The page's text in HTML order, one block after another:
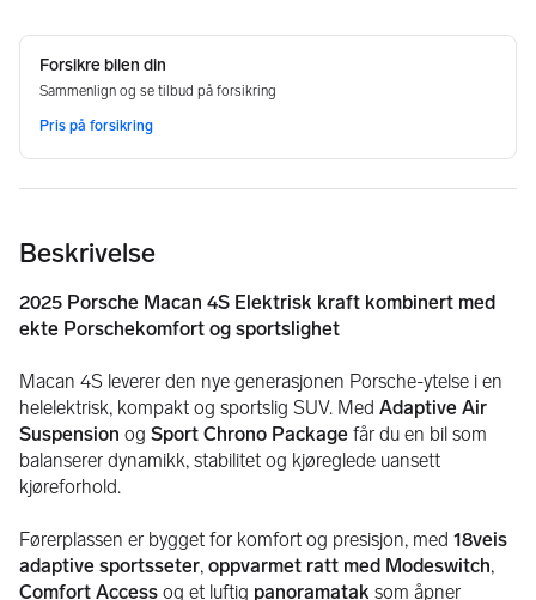
Beskrivelse
2025 Porsche Macan 4S Elektrisk kraft kombinert med
ekte Porschekomfort og sportslighet
Macan 4S leverer den nye generasjonen Porsche-ytelse i en
helelektrisk, kompakt og sportslig SUV. Med Adaptive Air
Suspension og Sport Chrono Package får du en bil som
balanserer dynamikk, stabilitet og kjøreglede uansett
kjøreforhold.
Førerplassen er bygget for komfort og presisjon, med 18veis
adaptive sportsseter, oppvarmet ratt med Modeswitch
Comfort Access og et luftig panoramatak som åpner